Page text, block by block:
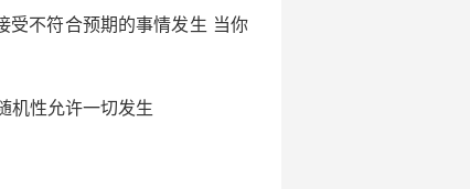
受不符合预期的事情发生 当你
机性允许一切发生